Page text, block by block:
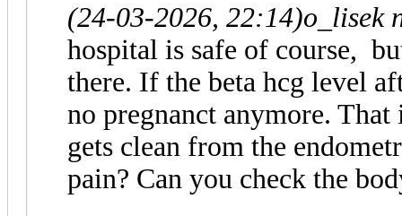
(24-03-2026, 22:14)o_lisek
hospital is safe of course,
there. If the beta hcg level
no pregnanct anymore.
gets clean from the
pain? Can you check the